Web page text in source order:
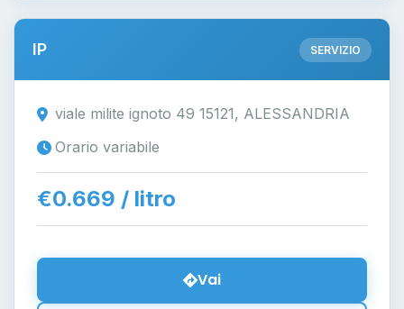
IP SERVIZIO
viale milite ignoto 49 15121, ALESSANDRIA
Orario variabile
€0.669 / litro
Vai